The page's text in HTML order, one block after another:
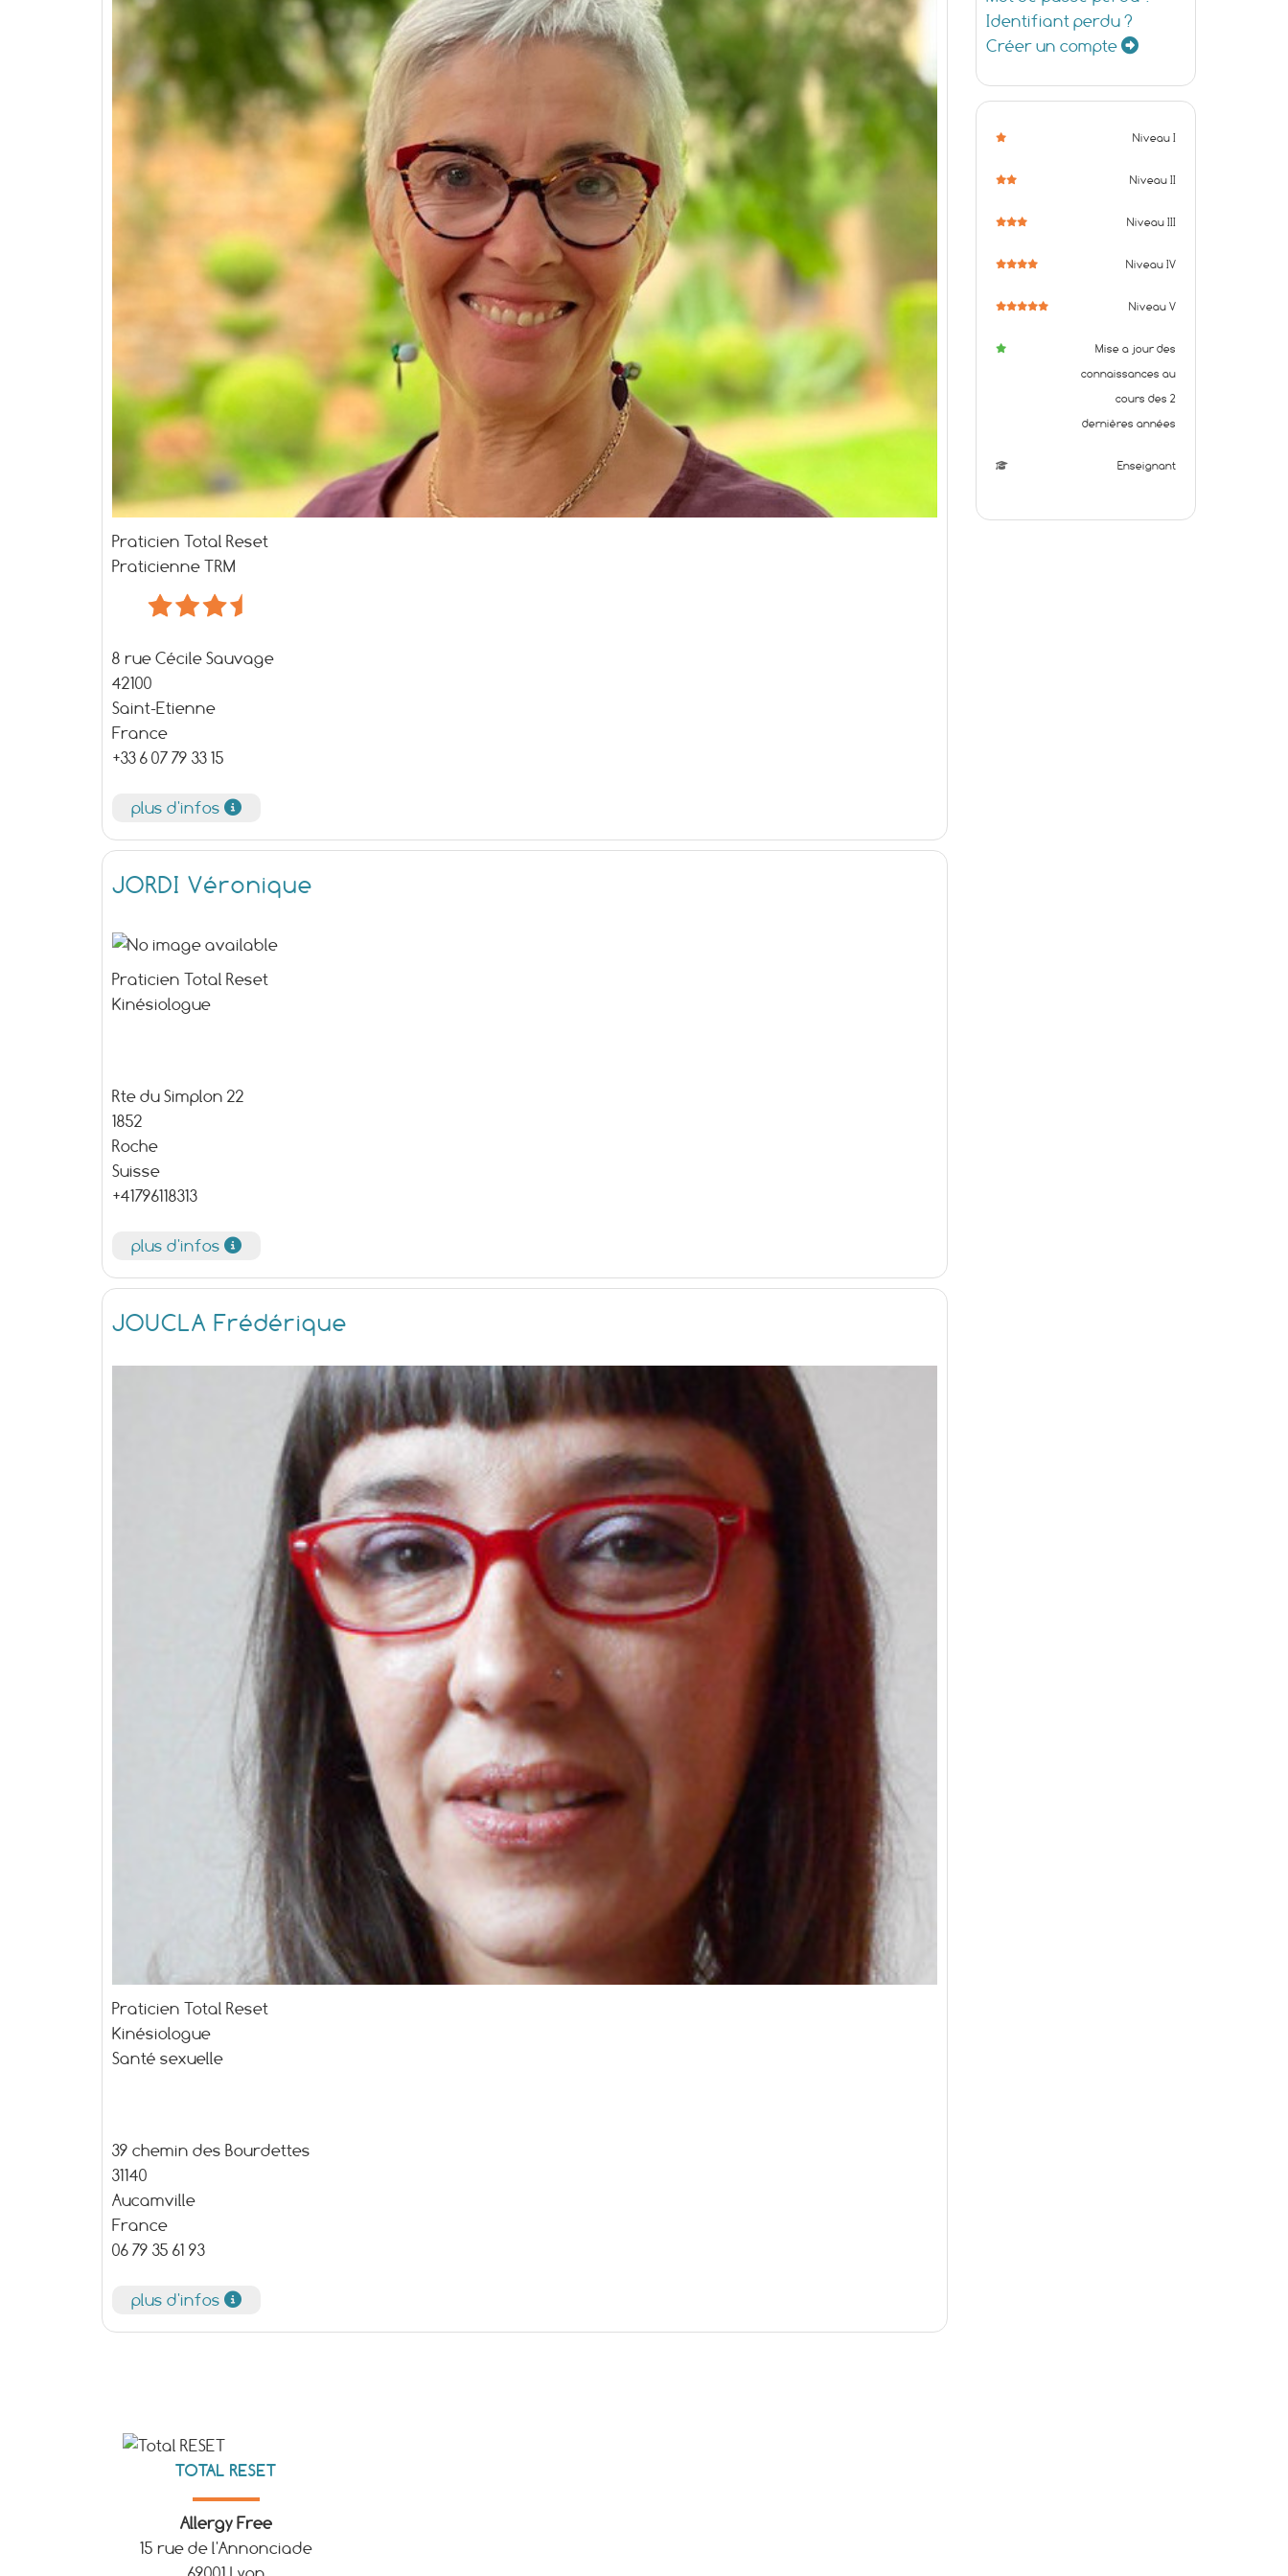
Praticien Total Reset
Praticienne TRM
8 rue Cécile Sauvage
42100
Saint-Etienne
France
+33 6 07 79 33 15
plus d'infos
JORDI Véronique
Praticien Total Reset
Kinésiologue
Rte du Simplon 22
1852
Roche
Suisse
+41796118313
plus d'infos
JOUCLA Frédérique
Praticien Total Reset
Kinésiologue
Santé sexuelle
39 chemin des Bourdettes
31140
Aucamville
France
06 79 35 61 93
plus d'infos
Identifiant perdu ?
Créer un compte
Niveau I
Niveau II
Niveau III
Niveau IV
Niveau V
Mise a jour des
connaissances au
cours des 2
dernières années
Enseignant
TOTAL RESET
Allergy Free
15 rue de l'Annonciade